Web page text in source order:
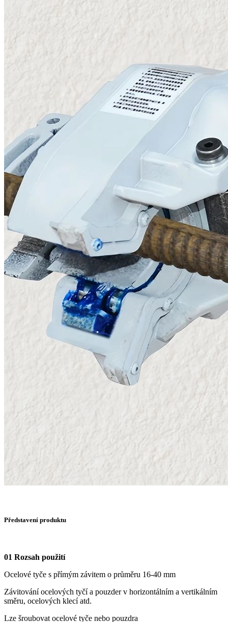
Představení produktu
01 Rozsah použití
Ocelové tyče s přímým závitem o průměru 16-40 mm
Závitování ocelových tyčí a pouzder v horizontálním a vertikálním
směru, ocelových klecí atd.
Lze šroubovat ocelové tyče nebo pouzdra